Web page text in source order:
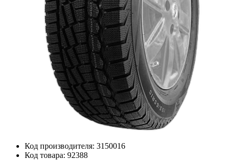
Код производителя: 3150016
Код товара: 92388